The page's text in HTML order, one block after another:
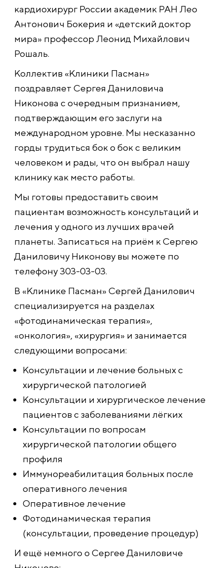
кардиохирург России академик РАН Лео
Антонович Бокерия и «детский доктор
мира» профессор Леонид Михайлович
Рошаль.
Коллектив «Клиники Пасман»
поздравляет Сергея Даниловича
Никонова с очередным признанием,
подтверждающим его заслуги на
международном уровне. Мы несказанно
горды трудиться бок о бок с великим
человеком и рады, что он выбрал нашу
клинику как место работы.
Мы готовы предоставить своим
пациентам возможность консультаций и
лечения у одного из лучших врачей
планеты. Записаться на приём к Сергею
Даниловичу Никонову вы можете по
телефону 303-03-03.
В «Клинике Пасман» Сергей Данилович
специализируется на разделах
«фотодинамическая терапия»,
«онкология», «хирургия» и занимается
следующими вопросами:
Консультации и лечение больных с
хирургической патологией
Консультации и хирургическое лечение
пациентов с заболеваниями лёгких
Консультации по вопросам
хирургической патологии общего
профиля
Иммунореабилитация больных после
оперативного лечения
Оперативное лечение
Фотодинамическая терапия
(консультации, проведение процедур)
И ещё немного о Сергее Даниловиче